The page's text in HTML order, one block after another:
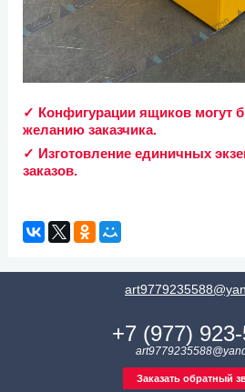
✓ Конфигурации ящиков могут
желанию заказчика.
✓ Изготовление единичных
заказов.
+7 (977)
Заказать обратный